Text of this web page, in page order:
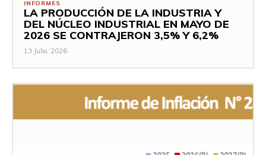
INFORMES
LA PRODUCCIÓN DE LA INDUSTRIA Y
DEL NÚCLEO INDUSTRIAL EN MAYO DE
2026 SE CONTRAJERON 3,5% Y 6,2%
13 Julio, 2026